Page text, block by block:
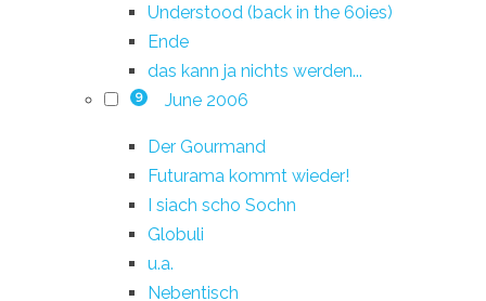
Understood (back in the 60ies)
Ende
das kann ja nichts werden...
9 June 2006
Der Gourmand
Futurama kommt wieder!
I siach scho Sochn
Globuli
u.a.
Nebentisch